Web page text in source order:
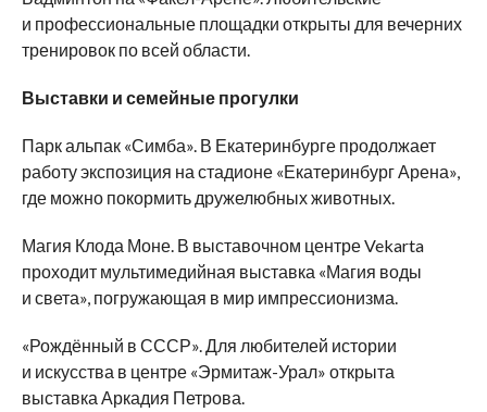
и профессиональные площадки открыты для вечерних
тренировок по всей области.
Выставки и семейные прогулки
Парк альпак «Симба». В Екатеринбурге продолжает
работу экспозиция на стадионе «Екатеринбург Арена»,
где можно покормить дружелюбных животных.
Магия Клода Моне. В выставочном центре Vekarta
проходит мультимедийная выставка «Магия воды
и света», погружающая в мир импрессионизма.
«Рождённый в СССР». Для любителей истории
и искусства в центре «Эрмитаж-Урал» открыта
выставка Аркадия Петрова.